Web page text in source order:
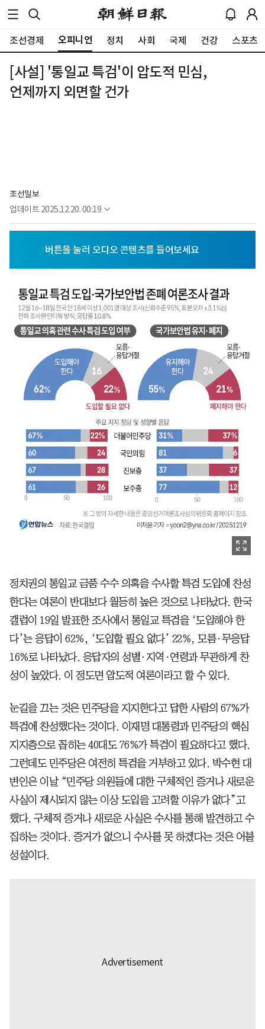
조선경제 오피니언 정치 사회 국제 건강 스포츠
[사설] '통일교 특검'이 압도적 민심,
언제까지 외면할 건가
조선일보
업데이트 2025.12.20. 00:19
정치권의 통일교 금품 수수 의혹을 수사할 특검 도입에 찬성
한다는 여론이 반대보다 월등히 높은 것으로 나타났다. 한국
갤럽이 19일 발표한 조사에서 통일교 특검을 ‘도입해야 한
다’는 응답이 62%, ‘도입할 필요 없다’ 22%, 모름·무응답
16%로 나타났다. 응답자의 성별·지역·연령과 무관하게 찬
성이 높았다. 이 정도면 압도적 여론이라고 할 수 있다.
눈길을 끄는 것은 민주당을 지지한다고 답한 사람의 67%가
특검에 찬성했다는 것이다. 이재명 대통령과 민주당의 핵심
지지층으로 꼽히는 40대도 76%가 특검이 필요하다고 했다.
그런데도 민주당은 여전히 특검을 거부하고 있다. 박수현 대
변인은 이날 “민주당 의원들에 대한 구체적인 증거나 새로운
사실이 제시되지 않는 이상 도입을 고려할 이유가 없다”고
했다. 구체적 증거나 새로운 사실은 수사를 통해 발견하고 수
집하는 것이다. 증거가 없으니 수사를 못 하겠다는 것은 어불
성설이다.